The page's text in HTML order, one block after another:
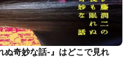
ぬ奇妙な話-』はどこで見れ